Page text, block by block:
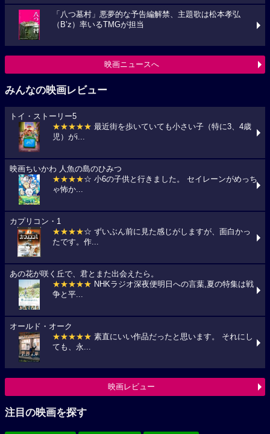
「八つ墓村」悪夢的な予告編解禁、主題歌は松本孝弘
（B’z）率いるTMGが担当
映画ニュースへ
みんなの映画レビュー
トイ・ストーリー5
★★★★★ 最近街を歩いていても小さい子（特に3、4歳
児）がi...
映画ちいかわ 人魚の島のひみつ
★★★★☆ 小6の子供と行きました。 セイレーンがめっち
ゃ怖か...
カプリコン・1
★★★★☆ ずいぶん前に見た感じがしますが、面白かっ
たです。作...
あの花が咲く丘で、君とまた出会えたら。
★★★★★ NHKラジオ深夜便明日への言葉,夏の特集は戦
争と平...
オールド・オーク
★★★★★ 素直にいい作品だったと思います。 それにし
ても、永...
映画レビュー
注目の映画を探す